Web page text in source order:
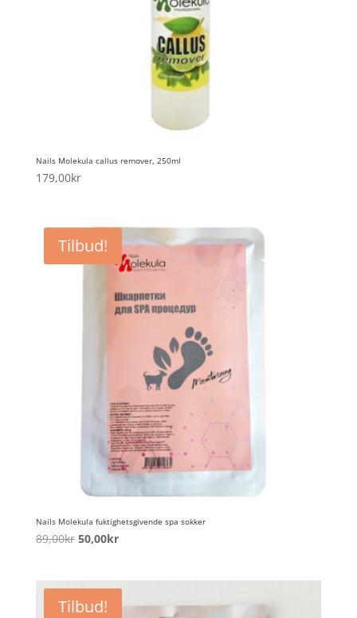
Nails Molekula callus remover, 250ml
179,00kr
Tilbud!
Nails Molekula fuktighetsgivende spa sokker
89,00kr Opprinnelig
89,00kr.
50,00krNåværende
50,00kr.
Tilbud!